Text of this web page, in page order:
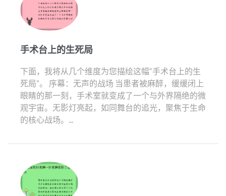
手术台上的生死局
下面，我将从几个维度为您描绘这幅“手术台上的生
死局”。 序幕：无声的战场 当患者被麻醉，缓缓闭上
眼睛的那一刻，手术室就变成了一个与外界隔绝的微
观宇宙。无影灯亮起，如同舞台的追光，聚焦于生命
的核心战场。...